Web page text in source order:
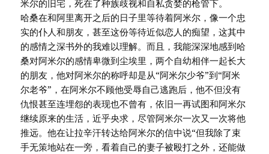
米尔的旧宅，死在了种族歧视和自私贪婪的枪管下。
哈桑在和阿里离开之后的日子里等待着阿米尔，像一个忠
实的仆人和朋友，甚至这份等待近似恋人的痴望，这其中
的感情之深书外的我难以理解。而且，我能深深地感到哈
桑对阿米尔的感情卑微到尘埃里，两个自幼相伴一起长大
的朋友，他对阿米尔的称呼却是从“阿米尔少爷”到“阿米
尔老爷”，在阿米尔不顾他受辱自己逃跑后，他不但没有
仇恨甚至连埋怨的表现也不曾有，依旧一再试图和阿米尔
继续原来的生活，近乎央求，尽管阿米尔一次又一次将他
推远。他在让拉辛汗转达给阿米尔的信中说“但我除了束
手无策地站在一旁，看着自己的妻子被殴打之外，还能做